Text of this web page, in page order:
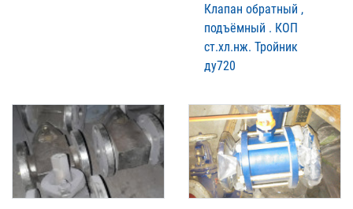
Клапан обратный ,
подъёмный . КОП
ст.хл.нж. Тройник
ду720